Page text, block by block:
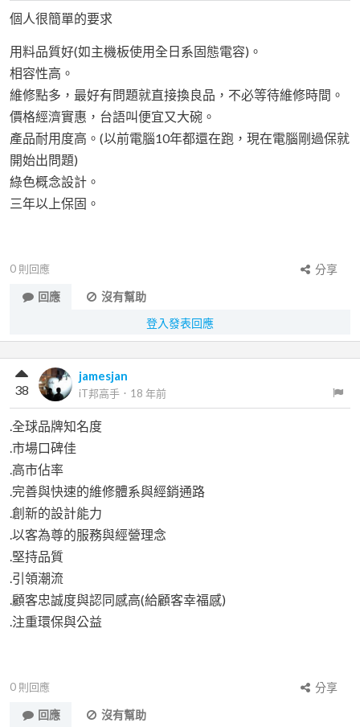
個人很簡單的要求
用料品質好(如主機板使用全日系固態電容)。
相容性高。
維修點多，最好有問題就直接換良品，不必等待維修時間。
價格經濟實惠，台語叫便宜又大碗。
產品耐用度高。(以前電腦10年都還在跑，現在電腦剛過保就
開始出問題)
綠色概念設計。
三年以上保固。
0 則回應
分享
回應
沒有幫助
登入發表回應
jamesjan
iT邦高手 ． 18 年前
38
.全球品牌知名度
.市場口碑佳
.高市佔率
.完善與快速的維修體系與經銷通路
.創新的設計能力
.以客為尊的服務與經營理念
.堅持品質
.引領潮流
.顧客忠誠度與認同感高(給顧客幸福感)
.注重環保與公益
0 則回應
分享
回應
沒有幫助